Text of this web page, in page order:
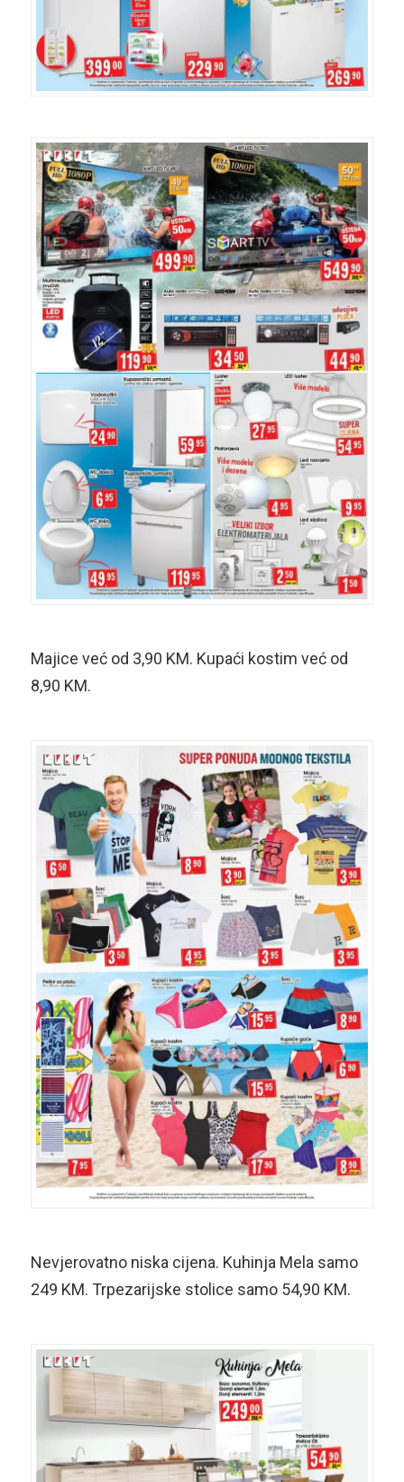
Majice već od 3,90 KM. Kupaći kostim već od
8,90 KM.
Nevjerovatno niska cijena. Kuhinja Mela samo
249 KM. Trpezarijske stolice samo 54,90 KM.